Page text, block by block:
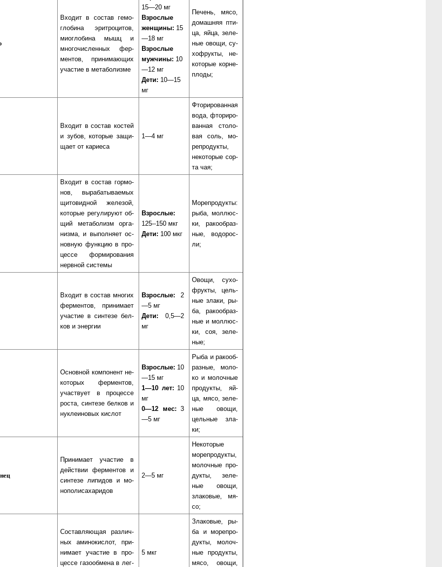
Входит в состав ге­мо­
гло­би­на эри­тро­ци­тов,
мио­гло­би­на мышц и
мно­го­чис­лен­ных фер­
мен­тов, при­ни­ма­ю­щих
учас­тие в ме­та­бо­лиз­ме
15—20 мг
Взрослые
женщины: 15
—18 мг
Взрослые
мужчины: 10
—12 мг
Дети: 10—15
мг
Печень, мя­со,
до­маш­няя пти­
ца, яй­ца, зе­ле­
ные ово­щи, су­
хо­фрук­ты, не­
ко­то­рые кор­не­
пло­ды;
Вхо­дит в сос­тав кос­тей
и зу­бов, ко­то­рые за­щи­
ща­ет от ка­рие­са
1—4 мг
Фторированная
во­да, фто­ри­ро­
ван­ная сто­ло­
вая соль, мо­
ре­про­дук­ты,
не­ко­то­рые сор­
та чая;
Входит в сос­тав гор­мо­
нов, вы­ра­ба­ты­ва­е­мых
щи­то­вид­ной же­ле­зой,
ко­то­рые ре­гу­ли­ру­ют об­
щий ме­та­бо­лизм ор­га­
низ­ма, и вы­пол­ня­ет ос­
нов­ную функ­цию в про­
цес­се фор­ми­ро­ва­ния
нерв­ной сис­те­мы
Взрослые:
125--150 мкг
Дети: 100 мкг
Морепродукты:
рыба, мол­люс­
ки, ра­ко­об­раз­
ные, во­до­рос­
ли;
Входит в сос­тав мно­гих
фер­мен­тов, при­ни­ма­ет
учас­тие в син­те­зе бел­
ков и энер­гии
Взрослые: 2
—5 мг
Дети: 0,5—2
мг
Овощи, су­хо­
фрук­ты, цель­
ные зла­ки, ры­
ба, ра­ко­об­раз­
ные и мол­люс­
ки, соя, зе­ле­
ные;
Ос­нов­ной ком­по­нент не­
ко­то­рых фер­мен­тов,
участ­ву­ет в про­цес­се
рос­та, син­те­зе бел­ков и
нук­леи­но­вых кис­лот
Взрослые: 10
—15 мг
1—10 лет: 10
мг
0—12 мес: 3
—5 мг
Рыба и ра­ко­об­
раз­ные, мо­ло­
ко и мо­лоч­ные
про­дук­ты, яй­
ца, мя­со, зе­ле­
ные ово­щи,
цель­ные зла­
ки;
При­ни­ма­ет учас­тие в
дейст­вии фер­мен­тов и
син­те­зе ли­пи­дов и мо­
но­по­ли­са­ха­ри­дов
2—5 мг
Некоторые
морепродукты,
мо­лоч­ные про­
дук­ты, зе­ле­
ные ово­щи,
зла­ко­вые, мя­
со;
Сос­тав­ля­ю­щая раз­лич­
ных ами­но­кис­лот, при­
ни­ма­ет учас­тие в про­
цес­се га­зо­об­ме­на в лег­
5 мкг
Зла­ко­вые, ры­
ба и мо­ре­про­
дук­ты, мо­лоч­
ные про­дук­ты,
мя­со, ово­щи,